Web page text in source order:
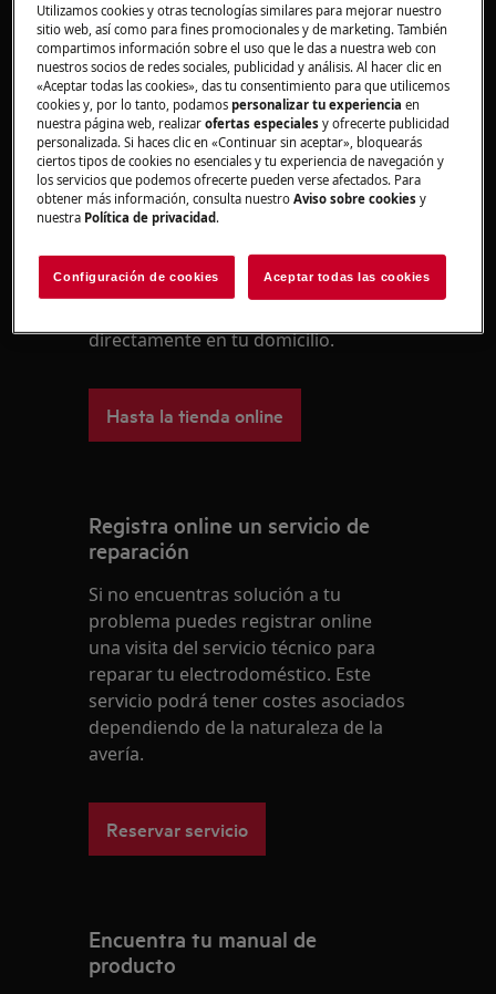
¿Le ha resultado útil este artículo?
Repuestos y Accesorios
Encuentra repuestos originales para
tu electrodoméstico en nuestra
directamente en tu domicilio.
Hasta la tienda online
Registra online un servicio de
reparación
Si no encuentras solución a tu
problema puedes registrar online
una visita del servicio técnico para
reparar tu electrodoméstico. Este
servicio podrá tener costes asociados
dependiendo de la naturaleza de la
avería.
Reservar servicio
Encuentra tu manual de
producto
Utilizamos cookies y otras tecnologías similares para mejorar nuestro
sitio web, así como para fines promocionales y de marketing. También
compartimos información sobre el uso que le das a nuestra web con
nuestros socios de redes sociales, publicidad y análisis. Al hacer clic en
«Aceptar todas las cookies», das tu consentimiento para que utilicemos
cookies y, por lo tanto, podamospersonalizar tu experienciaen
nuestra página web, realizarofertas especiales y ofrecerte publicidad
personalizada. Si haces clic en «Continuar sin aceptar», bloquearás
ciertos tipos de cookies no esenciales y tu experiencia de navegación y
los servicios que podemos ofrecerte pueden verse afectados. Para
obtener más información, consulta nuestroAviso sobre cookies y
nuestra Política de privacidad.
Configuración de cookies Aceptar todas las cookies